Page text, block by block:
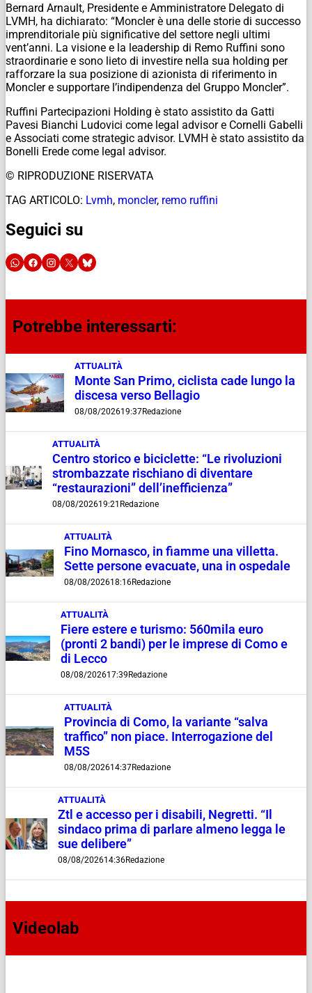
Bernard Arnault, Presidente e Amministratore Delegato di
LVMH, ha dichiarato: “Moncler è una delle storie di successo
imprenditoriale più significative del settore negli ultimi
vent’anni. La visione e la leadership di Remo Ruffini sono
straordinarie e sono lieto di investire nella sua holding per
rafforzare la sua posizione di azionista di riferimento in
Moncler e supportare l’indipendenza del Gruppo Moncler”.
Ruffini Partecipazioni Holding è stato assistito da Gatti
Pavesi Bianchi Ludovici come legal advisor e Cornelli Gabelli
e Associati come strategic advisor. LVMH è stato assistito da
Bonelli Erede come legal advisor.
© RIPRODUZIONE RISERVATA
TAG ARTICOLO: Lvmh, moncler, remo ruffini
Seguici su
Potrebbe interessarti:
ATTUALITÀ
Monte San Primo, ciclista cade lungo la
discesa verso Bellagio
08/08/202619:37Redazione
ATTUALITÀ
Centro storico e biciclette: “Le rivoluzioni
strombazzate rischiano di diventare
“restaurazioni” dell’inefficienza”
08/08/202619:21 Redazione
ATTUALITÀ
Fino Mornasco, in fiamme una villetta.
Sette persone evacuate, una in ospedale
08/08/202618:16Redazione
ATTUALITÀ
Fiere estere e turismo: 560mila euro
(pronti 2 bandi) per le imprese di Como e
di Lecco
08/08/202617:39 Redazione
ATTUALITÀ
Provincia di Como, la variante “salva
traffico” non piace. Interrogazione del
M5S
08/08/202614:37Redazione
ATTUALITÀ
Ztl e accesso per i disabili, Negretti. “Il
sindaco prima di parlare almeno legga le
sue delibere”
08/08/202614:36Redazione
Videolab